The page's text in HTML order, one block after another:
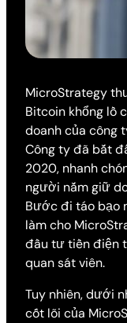
MicroStrategy
Bitcoin khổng lồ
doanh của công
Công ty đã bắt
2020, nhanh
người nắm giữ
Bước đi táo bạo
làm cho
đầu tư tiền điện
quan sát viên.
Tuy nhiên, dưới
cốt lõi của